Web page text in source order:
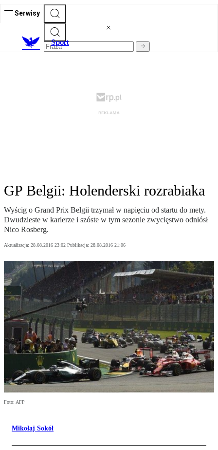
Serwisy
Sport
GP Belgii: Holenderski rozrabiaka
Wyścig o Grand Prix Belgii trzymał w napięciu od startu do mety.
Dwudzieste w karierze i szóste w tym sezonie zwycięstwo odniósł
Nico Rosberg.
Aktualizacja: 28.08.2016 23:02 Publikacja: 28.08.2016 21:06
Foto: AFP
Mikołaj Sokół